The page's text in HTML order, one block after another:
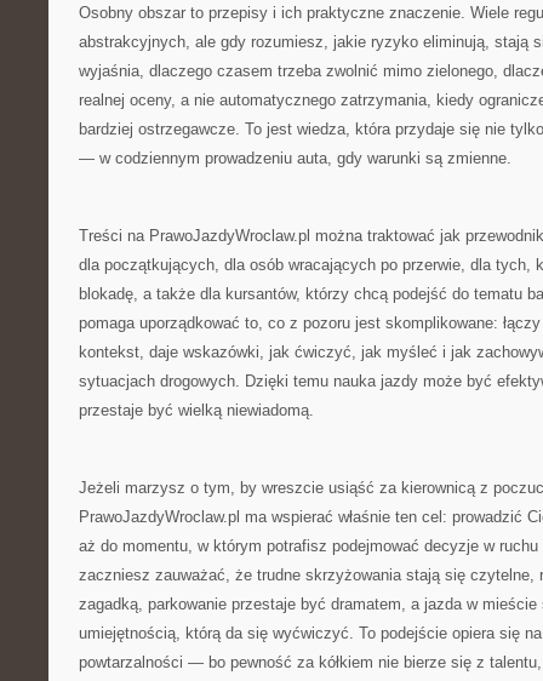
Osobny obszar to przepisy i ich praktyczne znaczenie. Wiele
abstrakcyjnych, ale gdy rozumiesz, jakie ryzyko eliminują, stają
wyjaśnia, dlaczego czasem trzeba zwolnić mimo zielonego,
realnej oceny, a nie automatycznego zatrzymania, kiedy
bardziej ostrzegawcze. To jest wiedza, która przydaje się nie
— w codziennym prowadzeniu auta, gdy warunki są zmienne.
Treści na PrawoJazdyWroclaw.pl można traktować jak
dla początkujących, dla osób wracających po przerwie, dla tych,
blokadę, a także dla kursantów, którzy chcą podejść do tematu
pomaga uporządkować to, co z pozoru jest skomplikowane:
kontekst, daje wskazówki, jak ćwiczyć, jak myśleć i jak
sytuacjach drogowych. Dzięki temu nauka jazdy może być
przestaje być wielką niewiadomą.
Jeżeli marzysz o tym, by wreszcie usiąść za kierownicą z
PrawoJazdyWroclaw.pl ma wspierać właśnie ten cel: prowadzić
aż do momentu, w którym potrafisz podejmować decyzje w
zaczniesz zauważać, że trudne skrzyżowania stają się czytelne,
zagadką, parkowanie przestaje być dramatem, a jazda w
umiejętnością, którą da się wyćwiczyć. To podejście opiera się
powtarzalności — bo pewność za kółkiem nie bierze się z